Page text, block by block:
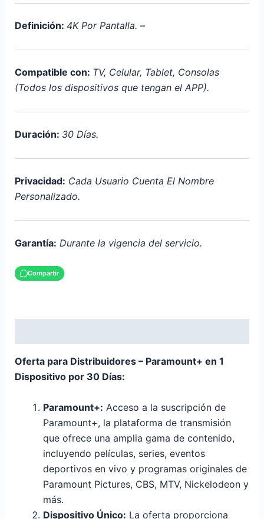
Definición: 4K Por Pantalla. –
Compatible con: TV, Celular, Tablet, Consolas
(Todos los dispositivos que tengan el APP).
Duración: 30 Días.
Privacidad: Cada Usuario Cuenta El Nombre
Personalizado.
Garantía: Durante la vigencia del servicio.
Compartir
Oferta para Distribuidores – Paramount+ en 1
Dispositivo por 30 Días:
Paramount+: Acceso a la suscripción de
Paramount+, la plataforma de transmisión
que ofrece una amplia gama de contenido,
incluyendo películas, series, eventos
deportivos en vivo y programas originales de
Paramount Pictures, CBS, MTV, Nickelodeon y
más.
Dispositivo Único: La oferta proporciona